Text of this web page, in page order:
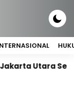
Sepakati